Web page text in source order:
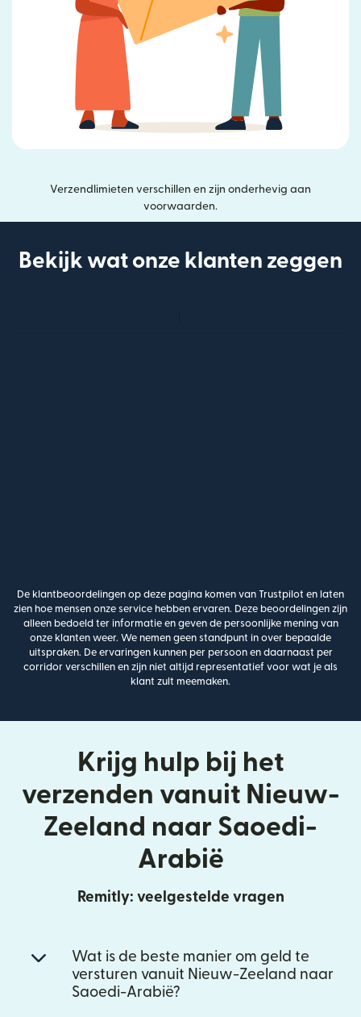
Verzendlimieten verschillen en zijn onderhevig aan
voorwaarden.
Bekijk wat onze klanten zeggen
De klantbeoordelingen op deze pagina komen van Trustpilot en laten
zien hoe mensen onze service hebben ervaren. Deze beoordelingen zijn
alleen bedoeld ter informatie en geven de persoonlijke mening van
onze klanten weer. We nemen geen standpunt in over bepaalde
uitspraken. De ervaringen kunnen per persoon en daarnaast per
corridor verschillen en zijn niet altijd representatief voor wat je als
klant zult meemaken.
Krijg hulp bij het
verzenden vanuit Nieuw-
Zeeland naar Saoedi-
Arabië
Remitly: veelgestelde vragen
Wat is de beste manier om geld te
versturen vanuit Nieuw-Zeeland naar
Saoedi-Arabië?